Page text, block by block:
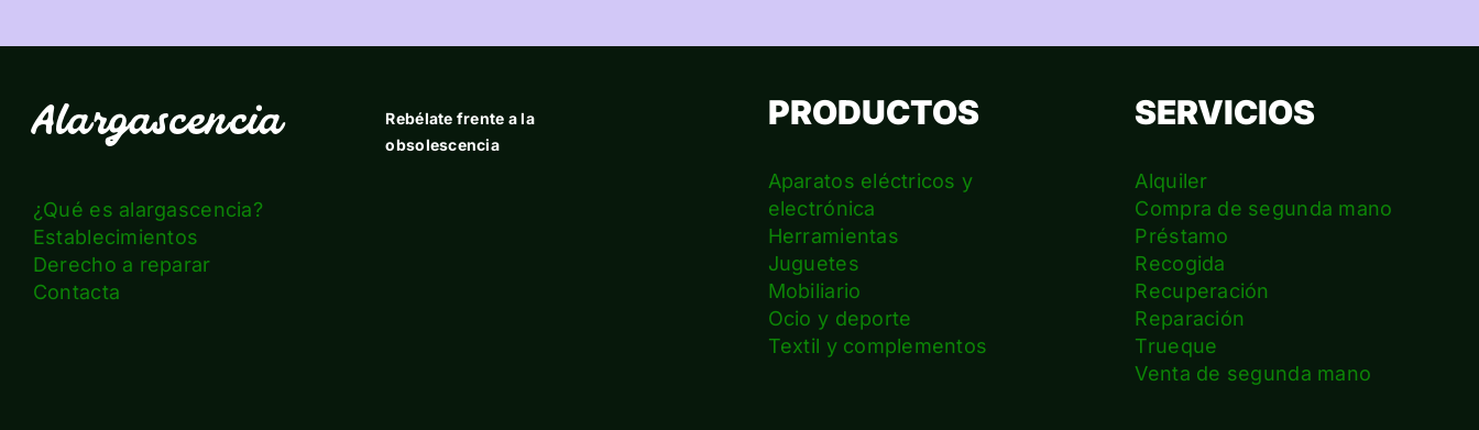
Alargascencia
Rebélate frente a la
obsolescencia
¿Qué es alargascencia?
Establecimientos
Derecho a reparar
Contacta
PRODUCTOS
Aparatos eléctricos y
electrónica
Herramientas
Juguetes
Mobiliario
Ocio y deporte
Textil y complementos
SERVICIOS
Alquiler
Compra de segunda mano
Préstamo
Recogida
Recuperación
Reparación
Trueque
Venta de segunda mano